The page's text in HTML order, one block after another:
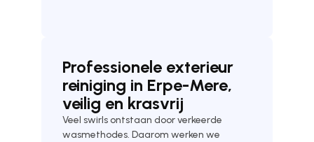
Professionele exterieur
reiniging in Erpe-Mere,
veilig en krasvrij
Veel swirls ontstaan door verkeerde
wasmethodes. Daarom werken we